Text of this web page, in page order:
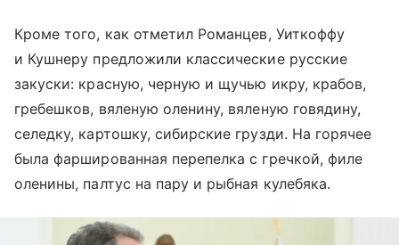
Кроме того, как отметил Романцев, Уиткоффу
и Кушнеру предложили классические русские
закуски: красную, черную и щучью икру, крабов,
гребешков, вяленую оленину, вяленую говядину,
селедку, картошку, сибирские грузди. На горячее
была фаршированная перепелка с гречкой, филе
оленины, палтус на пару и рыбная кулебяка.